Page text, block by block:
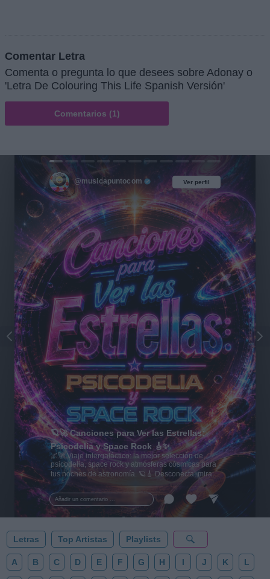
Comentar Letra
Comenta o pregunta lo que desees sobre Adonay o
'Letra De Colouring This Life Spanish Versión'
Comentarios (1)
Ver perfil
@musicapuntocom Ver perfil
Añadir un comentario ...
🪐🚀 Canciones para Ver las Estrellas:
Psicodelia y Space Rock 🎸✨
🌌🚀 Viaje intergaláctico: la mejor selección de
psicodelia, space rock y atmósferas cósmicas para
tus noches de astronomía. 🪐🎸 Desconecta, mira
al firmamento y siente la gravedad cero. 💾 ¡Guarda
esta colección para tu próxima noche estrellada!
✨⭐
Letras Top Artistas Playlists
A B C D E F G H I J K L